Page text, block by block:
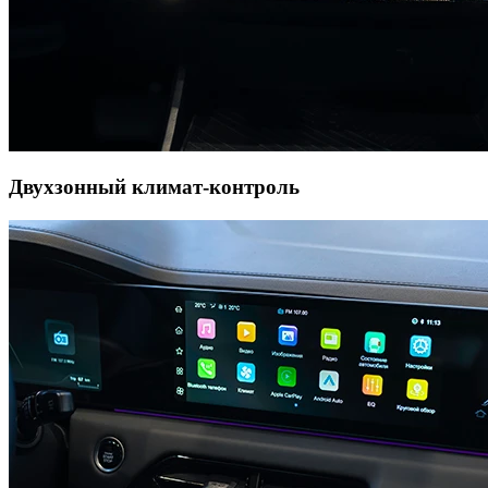
Двухзонный климат-контроль